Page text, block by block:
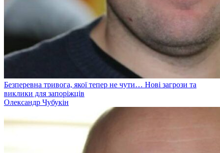
Безперевна тривога, якої тепер не чути… Нові загрози та
виклики для запоріжців
Олександр Чубукін